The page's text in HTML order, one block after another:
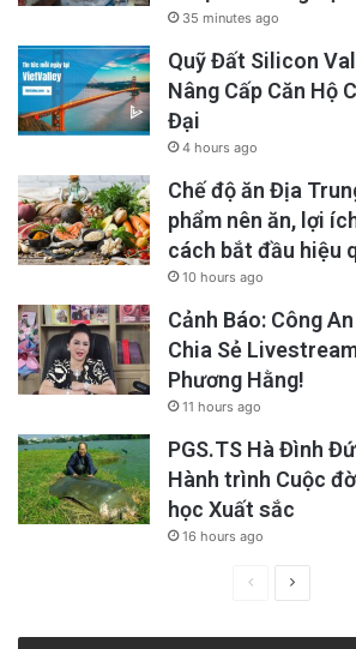
Bà Quỳnh Hoa Trần – Chủ
Bà Tana Thái Hà Bùi – Chủ
Quản Trị.
Ông Phi Hà – Thư ký kiêm
Ban Giám Đốc và Hội Đồng
phong tặng danh hiệu Chủ tịch
Dự và Chuyên viên của Viện
Nam cho ông Vũ Văn Lộc.
“Tôi rất vinh dự được chào đón
nhà lãnh đạo xuất sắc. Tôi tin
tục mở rộng các hoạt động và
35 minutes ago
Quỹ Đất Silicon
Nâng Cấp Căn Hộ
Đại
4 hours ago
Chế độ ăn Địa
phẩm nên ăn, lợi
cách bắt đầu hiệu
10 hours ago
Cảnh Báo: Công
Chia Sẻ
Phương Hằng!
11 hours ago
PGS.TS Hà Đình
Hành trình Cuộc
học Xuất sắc
16 hours ago
PreviousNext